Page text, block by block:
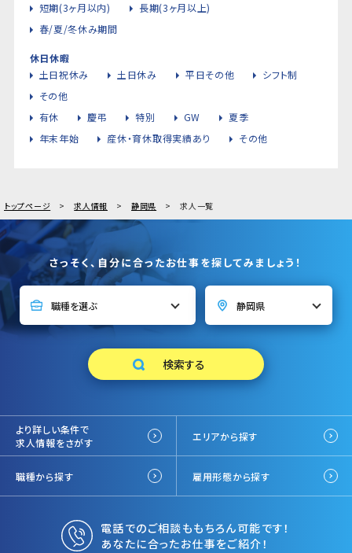
短期(3ヶ月以内)
長期(3ヶ月以上)
春/夏/冬休み期間
休日休暇
土日祝休み
土日休み 平日その他
シフト制
その他
有休
慶弔 特別 GW
夏季
年末年始
産休・育休取得実績あり その他
トップページ 求人情報 静岡県 求人一覧
さっそく、自分に合ったお仕事を探してみましょう！
より詳しい条件で
求人情報をさがす
エリアから探す
職種から探す 雇用形態から探す
電話でのご相談ももちろん可能です！
あなたに合ったお仕事をご紹介！